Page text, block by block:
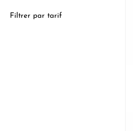
Filtrer par tarif